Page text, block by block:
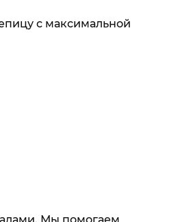
с максимальной